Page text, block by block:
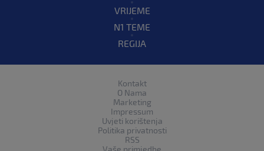
VRIJEME
N1 TEME
REGIJA
Kontakt
O Nama
Marketing
Impressum
Uvjeti korištenja
Politika privatnosti
RSS
Vaše primjedbe